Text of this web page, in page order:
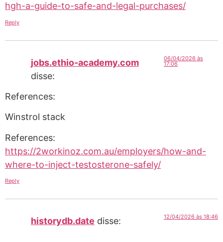
hgh-a-guide-to-safe-and-legal-purchases/
Reply
jobs.ethio-academy.com
disse:
06/04/2026 às
17:06
References:
Winstrol stack
References:
https://2workinoz.com.au/employers/how-and-
where-to-inject-testosterone-safely/
Reply
historydb.date disse: 12/04/2026 às 18:46